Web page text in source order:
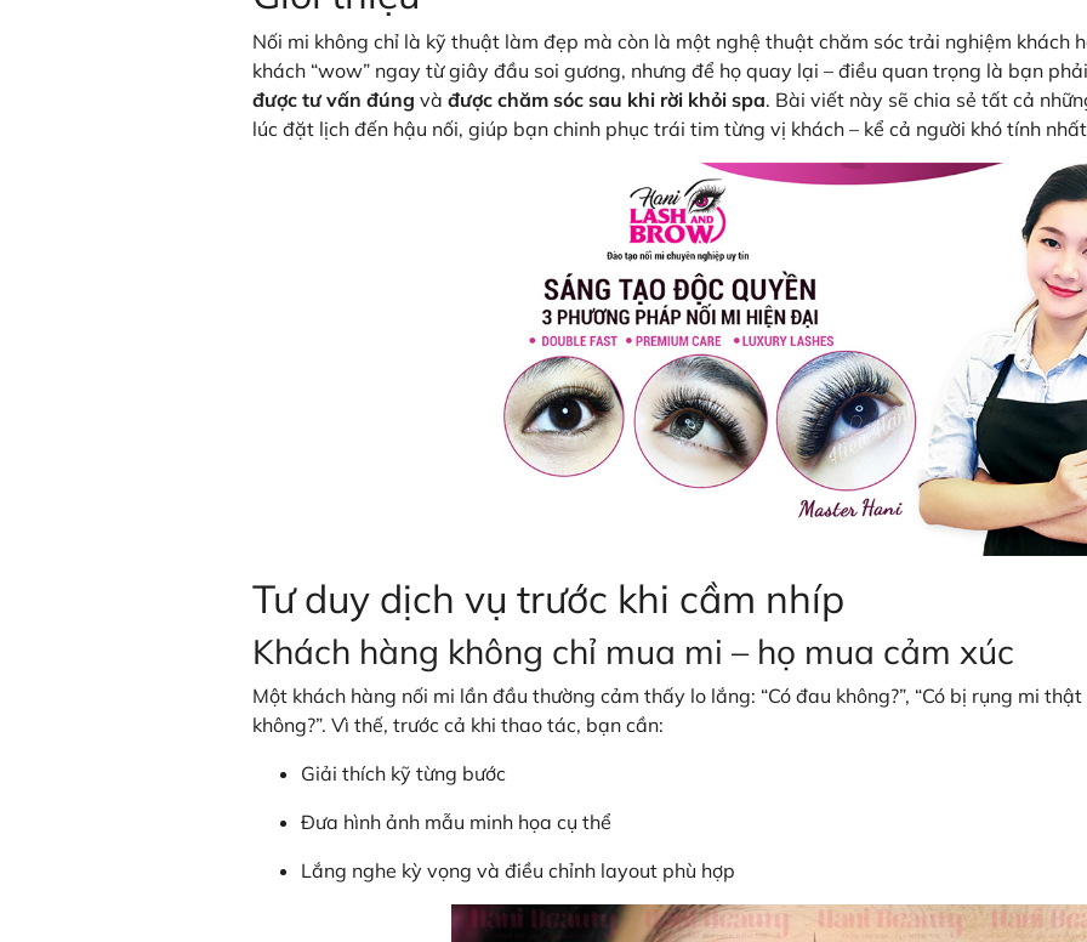
Nối mi không chỉ là kỹ thuật làm đẹp mà còn là một nghệ thuật chăm sóc trải nghiệm khách
khách “wow” ngay từ giây đầu soi gương, nhưng để họ quay lại – điều quan trọng là bạn
được tư vấn đúng và được chăm sóc sau khi rời khỏi spa. Bài viết này sẽ chia sẻ tất cả
lúc đặt lịch đến hậu nối, giúp bạn chinh phục trái tim từng vị khách – kể cả người khó tính
Tư duy dịch vụ trước khi cầm nhíp
Khách hàng không chỉ mua mi – họ mua cảm xúc
Một khách hàng nối mi lần đầu thường cảm thấy lo lắng: “Có đau không?”, “Có bị rụng mi thật
không?”. Vì thế, trước cả khi thao tác, bạn cần:
Giải thích kỹ từng bước
Đưa hình ảnh mẫu minh họa cụ thể
Lắng nghe kỳ vọng và điều chỉnh layout phù hợp